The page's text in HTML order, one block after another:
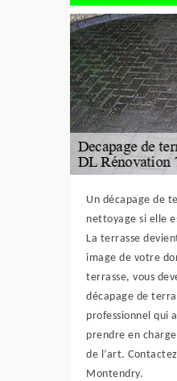
Un décapage de
nettoyage si elle
La terrasse
image de votre
terrasse, vous
décapage de
professionnel qui
prendre en
de l’art.
Montendry.